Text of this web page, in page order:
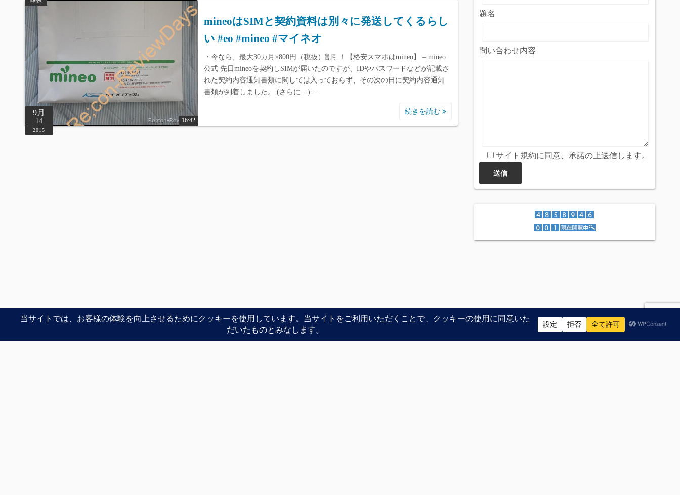
9月
14
2015
16:42
mineoはSIMと契約資料は別々に発送してくるらし
い #eo #mineo #マイネオ
・今なら、最大30カ月×800円（税抜）割引！【格安スマホはmineo】 – mineo
公式 先日mineoを契約しSIMが届いたのですが、IDやパスワードなどが記載さ
れた契約内容通知書類に関しては入っておらず、その次の日に契約内容通知
書類が到着しました。 (さらに…)…
続きを読む
題名
問い合わせ内容
サイト規約に同意、承諾の上送信します。